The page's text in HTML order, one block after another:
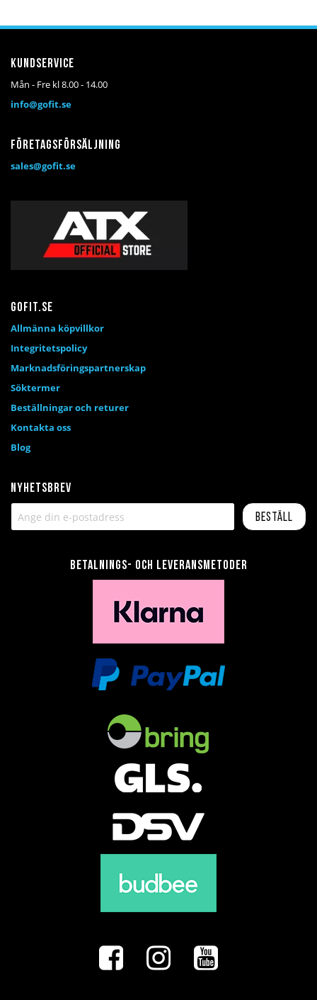
Nyhetsbrev
Beställ
Kundservice
Mån - Fre kl 8.00 - 14.00
info@gofit.se
Företagsförsäljning
sales@gofit.se
Betalnings- och leveransmetoder
Gofit.se
Allmänna köpvillkor
Integritetspolicy
Marknadsföringspartnerskap
Söktermer
Beställningar och returer
Kontakta oss
Blog